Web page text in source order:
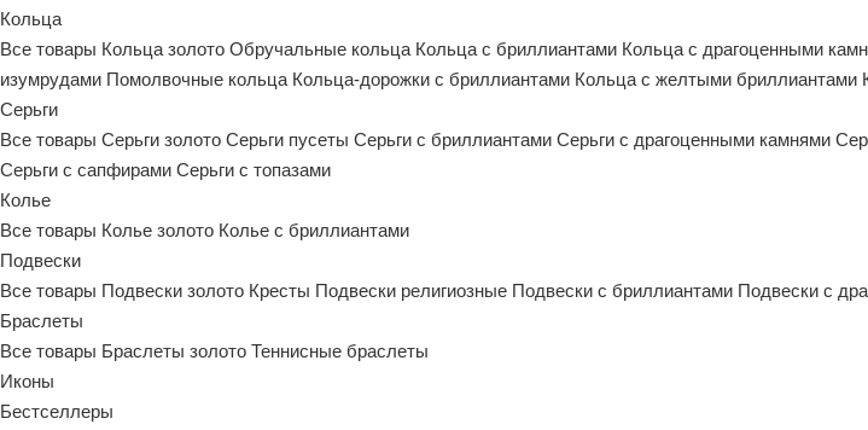
Кольца
Все товары Кольца золото Обручальные кольца Кольца с бриллиантами Кольца с драгоценными
изумрудами Помолвочные кольца Кольца-дорожки с бриллиантами Кольца с желтыми бриллиантами
Серьги
Все товары Серьги золото Серьги пусеты Серьги с бриллиантами Серьги с драгоценными камнями
Серьги с сапфирами Серьги с топазами
Колье
Все товары Колье золото Колье с бриллиантами
Подвески
Все товары Подвески золото Кресты Подвески религиозные Подвески с бриллиантами Подвески с
Браслеты
Все товары Браслеты золото Теннисные браслеты
Иконы
Бестселлеры